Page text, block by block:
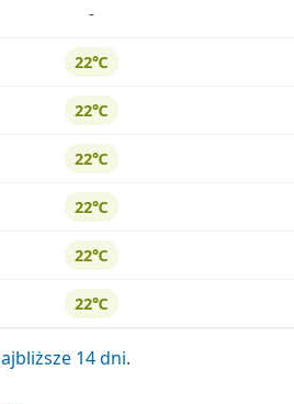
-
22℃
22℃
22℃
22℃
22℃
22℃
14 dni.